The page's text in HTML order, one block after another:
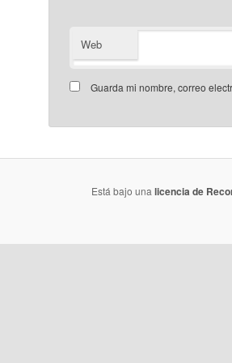
Web
Guarda mi nombre, correo
Está bajo una licencia de